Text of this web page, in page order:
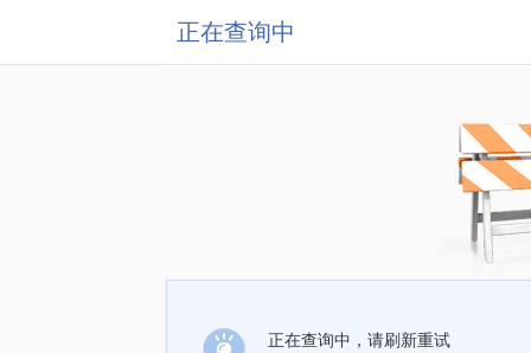
正在查询中
正在查询中，请刷新重试